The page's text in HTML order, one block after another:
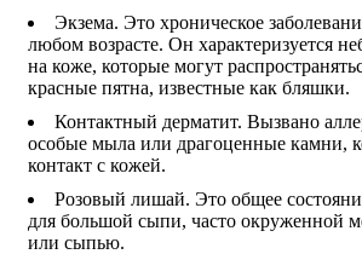
Экзема. Это хроническое
любом возрасте. Он характеризуется
на коже, которые могут
красные пятна, известные как бляшки.
Контактный дерматит. Вызвано
особые мыла или драгоценные камни,
контакт с кожей.
Розовый лишай. Это общее
для большой сыпи, часто
или сыпью.